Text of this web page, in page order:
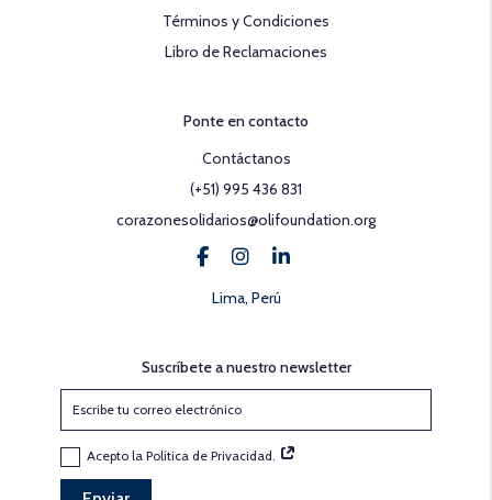
Términos y Condiciones
Libro de Reclamaciones
Ponte en contacto
Contáctanos
(+51) 995 436 831
corazonesolidarios@olifoundation.org
Lima, Perú
Suscríbete a nuestro newsletter
Acepto la Política de Privacidad.